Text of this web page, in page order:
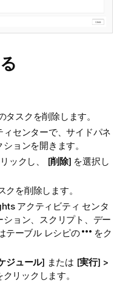
スクを削除します。
ィセンターで、サイドパネ
ションを開きます。
ックし、 [削除] を選択し
を削除します。
アクティビティ センタ
ション、スクリプト、デー
テーブル レシピの
をク
ジュール] または [実行] >
クリックします。